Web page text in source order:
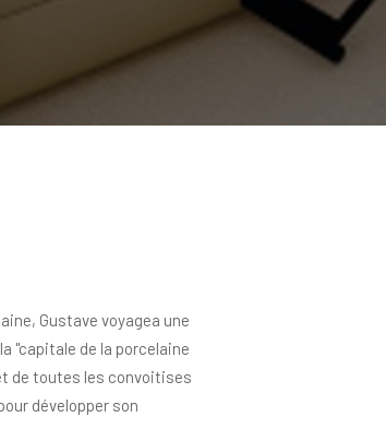
Gustave voyagea une
"capitale de la porcelaine
de toutes les convoitises
développer son